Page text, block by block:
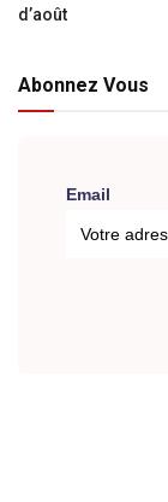
d’août
Abonnez Vous
Email